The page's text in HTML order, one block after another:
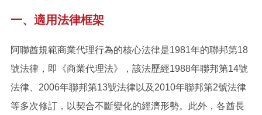
一、適用法律框架
阿聯酋規範商業代理行為的核心法律是1981年的聯邦第18
號法律，即《商業代理法》，該法歷經1988年聯邦第14號
法律、2006年聯邦第13號法律以及2010年聯邦第2號法律
等多次修訂，以契合不斷變化的經濟形勢。此外，各酋長